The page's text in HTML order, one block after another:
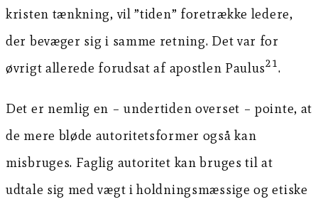
kristen tænkning, vil ”tiden” foretrække ledere,
der bevæger sig i samme retning. Det var for
øvrigt allerede forudsat af apostlen Paulus21.
Det er nemlig en – undertiden overset – pointe, at
de mere bløde autoritetsformer også kan
misbruges. Faglig autoritet kan bruges til at
udtale sig med vægt i holdningsmæssige og etiske